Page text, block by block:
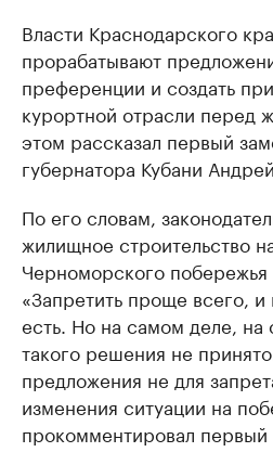
Власти Краснодарского
прорабатывают
преференции и создать
курортной отрасли перед
этом рассказал первый
губернатора Кубани
По его словам,
жилищное строительство
Черноморского побережья
«Запретить проще всего,
есть. Но на самом деле, на
такого решения не
предложения не для
изменения ситуации на
прокомментировал первый